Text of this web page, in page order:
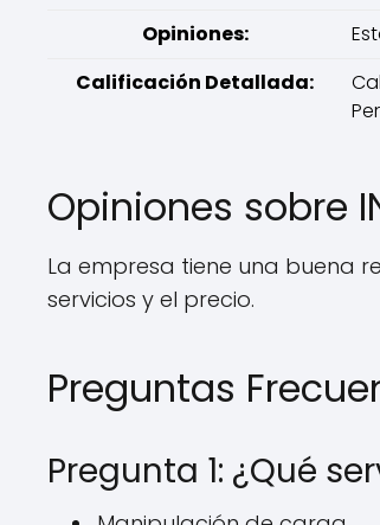
Opiniones:
Calificación Detallada:
Opiniones sobre
La empresa tiene una buena
servicios y el precio.
Preguntas
Pregunta 1: ¿Qué